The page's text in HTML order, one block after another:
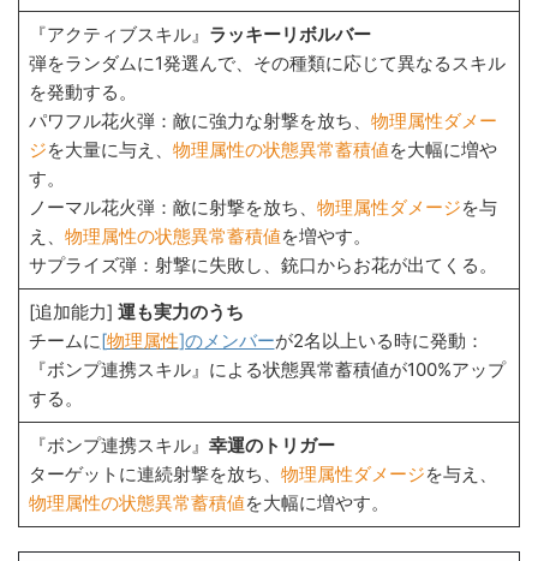
『アクティブスキル』 ラッキーリボルバー
弾をランダムに1発選んで、その種類に応じて異なるスキル
を発動する。
パワフル花火弾：敵に強力な射撃を放ち、 物理属性ダメー
ジを大量に与え、 物理属性の状態異常蓄積値を大幅に増や
す。
ノーマル花火弾：敵に射撃を放ち、 物理属性ダメージを与
え、 物理属性の状態異常蓄積値を増やす。
サプライズ弾：射撃に失敗し、銃口からお花が出てくる。
[追加能力] 運も実力のうち
チームに[物理属性]のメンバーが2名以上いる時に発動：
『ボンプ連携スキル』による状態異常蓄積値が100%アップ
する。
『ボンプ連携スキル』 幸運のトリガー
ターゲットに連続射撃を放ち、 物理属性ダメージを与え、
物理属性の状態異常蓄積値を大幅に増やす。